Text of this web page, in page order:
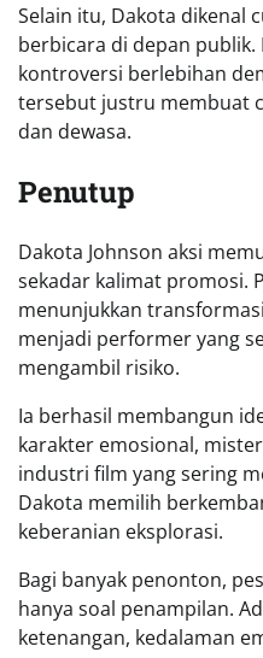
Selain itu, Dakota dikenal
berbicara di depan
kontroversi berlebihan
tersebut justru membuat
dan dewasa.
Penutup
Dakota Johnson aksi
sekadar kalimat promosi.
menunjukkan
menjadi performer yang
mengambil risiko.
Ia berhasil membangun
karakter emosional,
industri film yang sering
Dakota memilih
keberanian eksplorasi.
Bagi banyak penonton,
hanya soal penampilan.
ketenangan, kedalaman